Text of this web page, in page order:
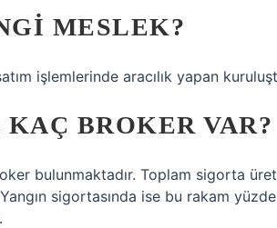
MESLEK?
işlemlerinde aracılık yapan
BROKER VAR?
bulunmaktadır. Toplam sigorta
sigortasında ise bu rakam